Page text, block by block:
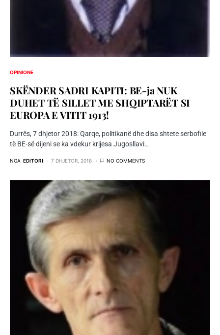
OPINIONE
SKËNDER SADRI KAPITI: BE-ja NUK
DUHET TË SILLET ME SHQIPTARËT SI
EUROPA E VITIT 1913!
Durrës, 7 dhjetor 2018: Qarqe, politikanë dhe disa shtete serbofile
të BE-së dijeni se ka vdekur krijesa Jugosllavi…
NGA EDITORI 7 DHJETOR, 2018 NO COMMENTS